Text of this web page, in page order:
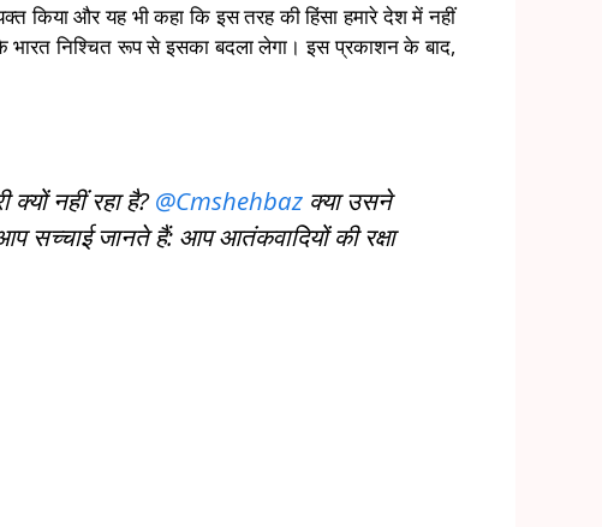
किया और यह भी कहा कि इस तरह की हिंसा हमारे देश में नहीं
भारत निश्चित रूप से इसका बदला लेगा। इस प्रकाशन के बाद,
नहीं रहा है?@Cmshehbaz क्या उसने
सच्चाई जानते हैं: आप आतंकवादियों की रक्षा